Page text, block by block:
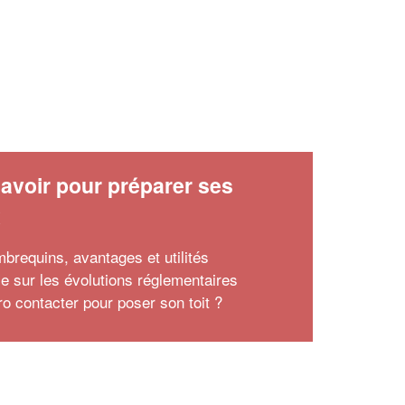
pour préparer ses
avantages et utilités
sur les évolutions réglementaires
contacter pour poser son toit ?